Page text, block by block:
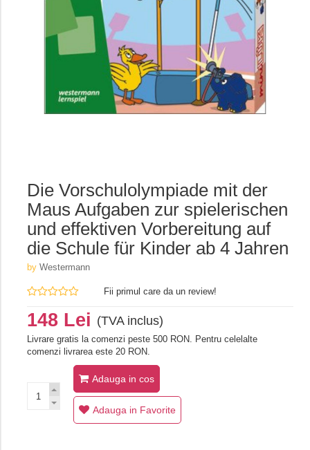
Die Vorschulolympiade mit der
Maus Aufgaben zur spielerischen
und effektiven Vorbereitung auf
die Schule für Kinder ab 4 Jahren
by Westermann
Fii primul care da un review!
148 Lei (TVA inclus)
Livrare gratis la comenzi peste 500 RON. Pentru celelalte
comenzi livrarea este 20 RON.
Adauga in cos
Adauga in Favorite